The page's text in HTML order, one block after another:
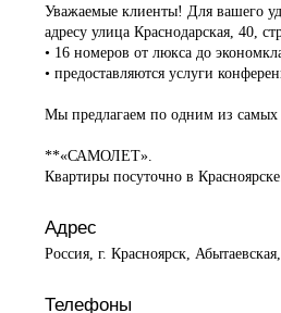
Уважаемые клиенты! Для вашего
адресу улица Краснодарская, 40,
• 16 номеров от люкса до
• предоставляются услуги
Мы предлагаем по одним из самых
**«САМОЛЕТ».
Квартиры посуточно в
Адрес
Россия, г. Красноярск,
Телефоны